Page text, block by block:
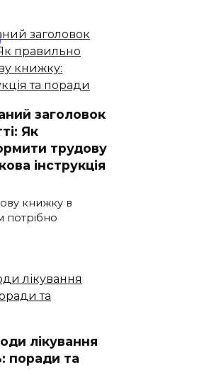
заголовок
Як
трудову
інструкція
книжку в
потрібно
лікування
поради та